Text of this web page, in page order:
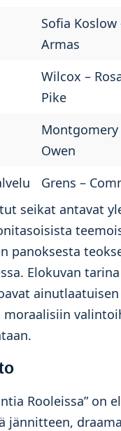
Sofia Koslow
Armas
Wilcox –
Pike
Montgomery
Owen
Grens –
seikat antavat
panoksesta
Elokuvan
ainutlaatuisen
moraalisiin
Rooleissa” on
jännitteen,